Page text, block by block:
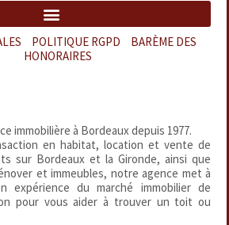
POLITIQUE RGPD
BARÈME DES
HONORAIRES
immobilière à Bordeaux depuis 1977.
en habitat, location et vente de
sur Bordeaux et la Gironde, ainsi que
et immeubles, notre agence met à
expérience du marché immobilier de
pour vous aider à trouver un toit ou